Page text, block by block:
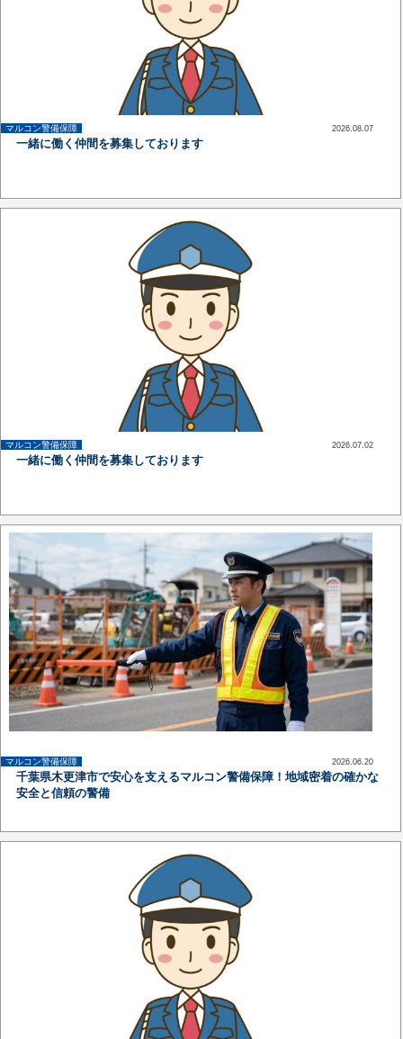
マルコン警備保障
2026.08.07
一緒に働く仲間を募集しております
マルコン警備保障
2026.07.02
一緒に働く仲間を募集しております
マルコン警備保障
2026.06.20
up
千葉県木更津市で安心を支えるマルコン警備保障！地域密着の確かな
安全と信頼の警備